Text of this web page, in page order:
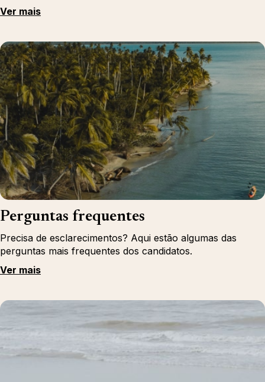
Ver mais
Perguntas frequentes
Precisa de esclarecimentos? Aqui estão algumas das
perguntas mais frequentes dos candidatos.
Ver mais